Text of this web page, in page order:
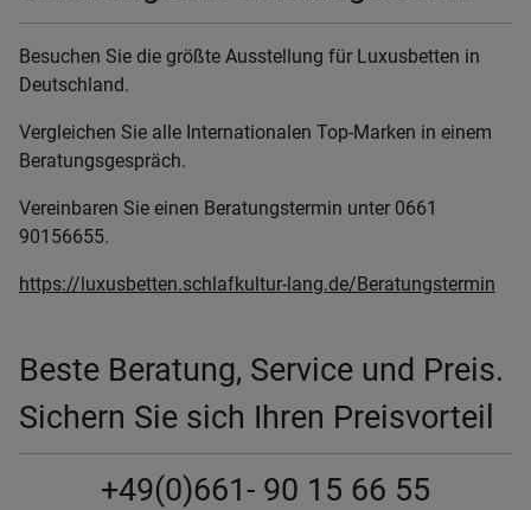
Besuchen Sie die größte Ausstellung für Luxusbetten in
Deutschland.
Vergleichen Sie alle Internationalen Top-Marken in einem
Beratungsgespräch.
Vereinbaren Sie einen Beratungstermin unter 0661
90156655.
https://luxusbetten.schlafkultur-lang.de/Beratungstermin
Beste Beratung, Service und Preis.
Sichern Sie sich Ihren Preisvorteil
+49(0)661- 90 15 66 55